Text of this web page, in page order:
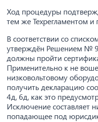
Ход процедуры
тем же Техрегламентом
В соответствии со
утверждён Решением №
должны пройти
Применительно к не
низковольтовому
получить декларацию
4д, 6д, как это
Исключение составляет
попадающее под